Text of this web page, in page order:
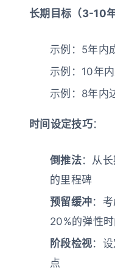
长期目标（3-10年
示例：5年内
示例：10年
示例：8年内
时间设定技巧：
倒推法：从
的里程碑
预留缓冲：
20%的弹性时
阶段检视：
点